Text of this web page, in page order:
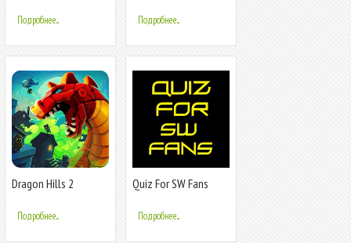
Подробнее... Подробнее...
Dragon Hills 2
Подробнее...
Quiz For SW Fans
Подробнее...